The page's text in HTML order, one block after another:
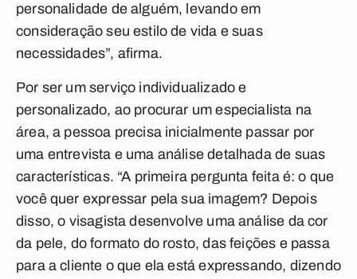
personalidade de alguém, levando em
consideração seu estilo de vida e suas
necessidades”, afirma.
Por ser um serviço individualizado e
personalizado, ao procurar um especialista na
área, a pessoa precisa inicialmente passar por
uma entrevista e uma análise detalhada de suas
características. “A primeira pergunta feita é: o que
você quer expressar pela sua imagem? Depois
disso, o visagista desenvolve uma análise da cor
da pele, do formato do rosto, das feições e passa
para a cliente o que ela está expressando, dizendo